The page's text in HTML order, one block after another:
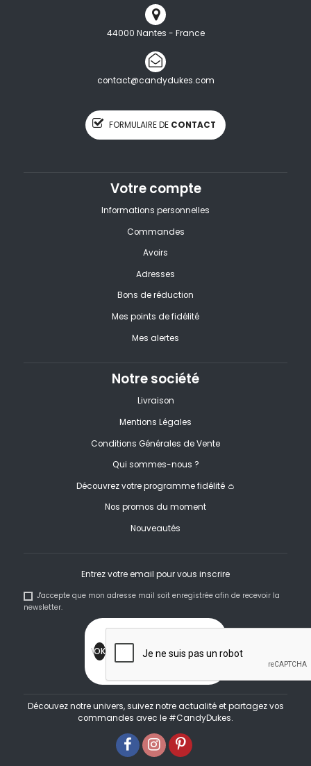
44000 Nantes - France
contact@candydukes.com
FORMULAIRE DE CONTACT
Votre compte
Informations personnelles
Commandes
Avoirs
Adresses
Bons de réduction
Mes points de fidélité
Mes alertes
Notre société
Livraison
Mentions Légales
Conditions Générales de Vente
Qui sommes-nous ?
Découvrez votre programme fidélité 👛
Nos promos du moment
Nouveautés
Entrez votre email pour vous inscrire
J'accepte que mon adresse mail soit enregistrée afin de recevoir la
newsletter.
Découvez notre univers, suivez notre actualité et partagez vos
commandes avec le #CandyDukes.